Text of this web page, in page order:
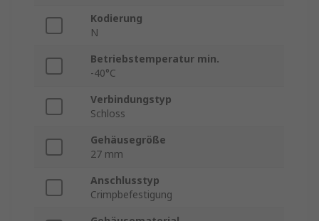
Kodierung
N
Betriebstemperatur min.
-40°C
Verbindungstyp
Schloss
Gehäusegröße
27 mm
Anschlusstyp
Crimpbefestigung